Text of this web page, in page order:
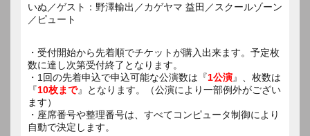
いぬ／ゲスト：野澤輸出／カゲヤマ 益田／スクールゾーン
／ピュート
・受付開始から先着順でチケットが購入出来ます。予定枚
数に達し次第受付終了となります。
・1回の先着申込で申込可能な公演数は『1公演』、枚数は
『10枚まで』となります。（公演により一部例外がござい
ます）
・座席番号や整理番号は、すべてコンピュータ制御により
自動で決定します。